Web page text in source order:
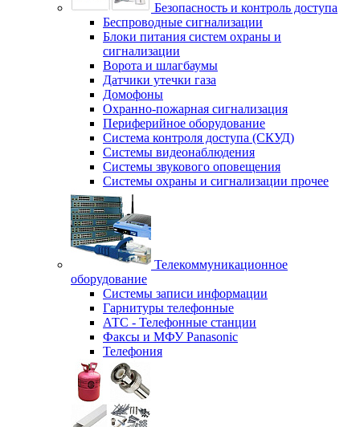
Безопасность и контроль доступа
Беспроводные сигнализации
Блоки питания систем охраны и
сигнализации
Ворота и шлагбаумы
Датчики утечки газа
Домофоны
Охранно-пожарная сигнализация
Периферийное оборудование
Система контроля доступа (СКУД)
Системы видеонаблюдения
Системы звукового оповещения
Системы охраны и сигнализации прочее
Телекоммуникационное
оборудование
Системы записи информации
Гарнитуры телефонные
АТС - Телефонные станции
Факсы и МФУ Panasonic
Телефония